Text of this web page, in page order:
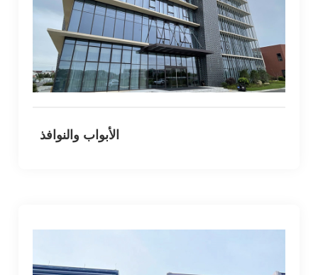
الأبواب والنوافذ